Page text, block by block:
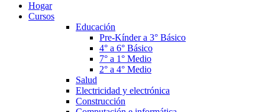
Hogar
Cursos
Educación
Pre-Kínder a 3° Básico
4° a 6° Básico
7° a 1° Medio
2° a 4° Medio
Salud
Electricidad y electrónica
Construcción